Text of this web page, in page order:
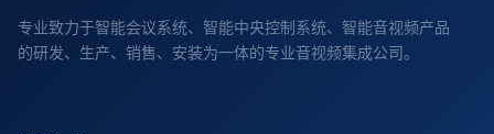
专业致力于智能会议系统、智能中央控制系统、智能音视频产品
的研发、生产、销售、安装为一体的专业音视频集成公司。